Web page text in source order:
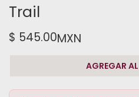
Trail
$ 545.00MXN
AGREGAR